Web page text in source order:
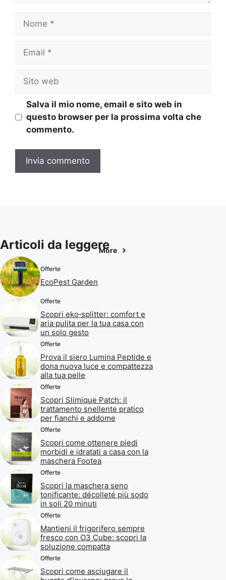
Nome
Email
Sito
web
Salva il mio nome, email e sito web in
questo browser per la prossima volta che
commento.
Articoli da leggere
More
Offerte
EcoPest Garden
Offerte
Scopri eko‑splitter: comfort e
aria pulita per la tua casa con
un solo gesto
Offerte
Prova il siero Lumina Peptide e
dona nuova luce e compattezza
alla tua pelle
Offerte
Scopri Slimique Patch: il
trattamento snellente pratico
per fianchi e addome
Offerte
Scopri come ottenere piedi
morbidi e idratati a casa con la
maschera Footea
Offerte
Scopri la maschera seno
tonificante: décolleté più sodo
in soli 20 minuti
Offerte
Mantieni il frigorifero sempre
fresco con O3 Cube: scopri la
soluzione compatta
Offerte
Scopri come asciugare il